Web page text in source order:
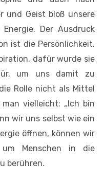
und Geist bloß unsere
Der Ausdruck
ist die Persönlichkeit.
dafür wurde sie
um uns damit zu
Rolle nicht als Mittel
vielleicht: „Ich bin
wir uns selbst wie ein
öffnen, können wir
Menschen in die
berühren.